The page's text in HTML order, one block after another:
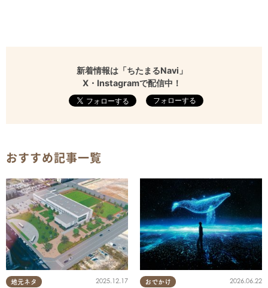
新着情報は「ちたまるNavi」
X・Instagramで配信中！
フォローする
おすすめ記事一覧
地元ネタ 2025.12.17 おでかけ 2026.06.22